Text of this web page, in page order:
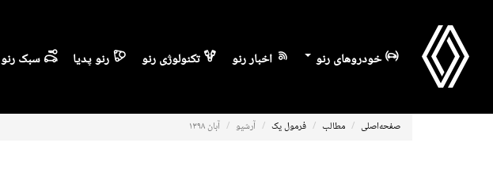
خودروهای رنو اخبار رنو تکنولوژی رنو رنو پدیا سبک رنو
صفحه‌اصلی مطالب فرمول یک آرشیو آبان ۱۳۹۸